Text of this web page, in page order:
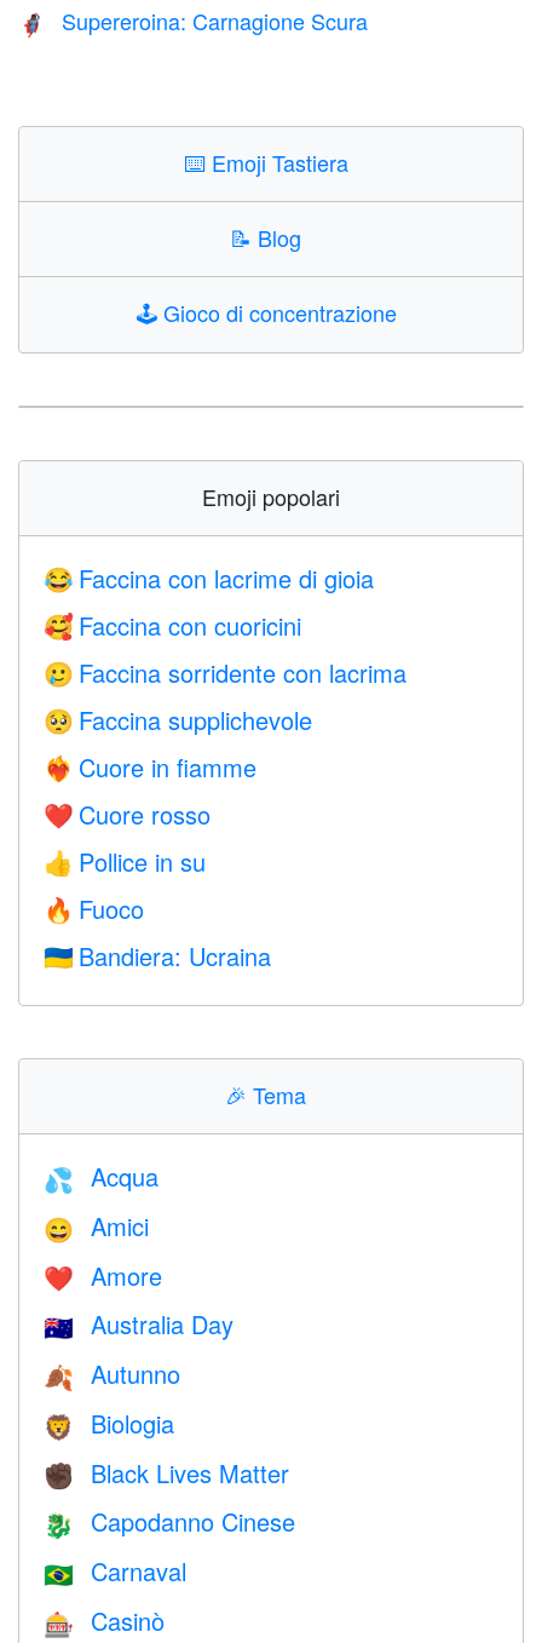
🦸🏿‍♀️ Supereroina: Carnagione Scura
⌨️ Emoji Tastiera
📝 Blog
🕹️Gioco di concentrazione
Emoji popolari
😂 Faccina con lacrime di gioia
🥰 Faccina con cuoricini
🥲 Faccina sorridente con lacrima
🥺 Faccina supplichevole
❤️‍🔥 Cuore in fiamme
❤️ Cuore rosso
👍 Pollice in su
🔥 Fuoco
🇺🇦 Bandiera: Ucraina
🎉 Tema
💦 Acqua
😄 Amici
❤️️ Amore
🇦🇺 Australia Day
🍂 Autunno
🦁 Biologia
✊🏿 Black Lives Matter
🐉 Capodanno Cinese
🇧🇷 Carnaval
🎰 Casinò